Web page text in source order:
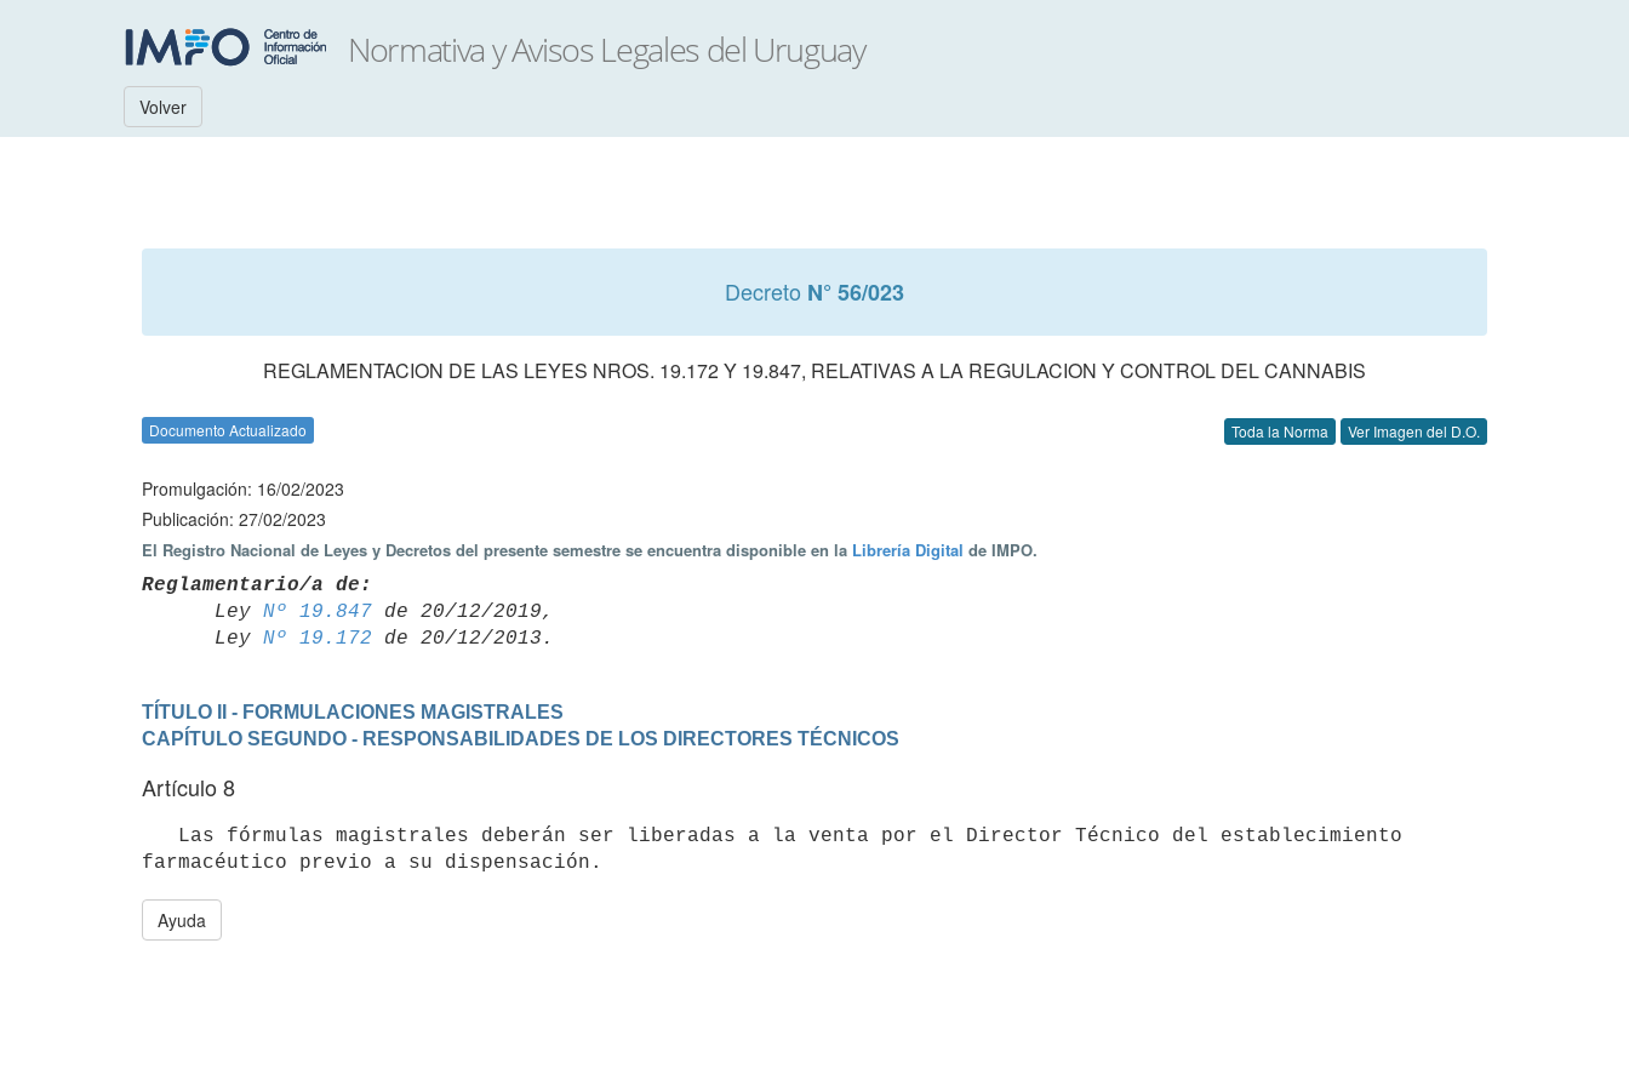
Volver
Decreto N° 56/023
REGLAMENTACION DE LAS LEYES NROS. 19.172 Y 19.847, RELATIVAS A LA REGULACION Y CONTROL DEL CANNABIS
Documento Actualizado Toda la Norma Ver Imagen del D.O.
Promulgación: 16/02/2023
Publicación: 27/02/2023
El Registro Nacional de Leyes y Decretos del presente semestre se encuentra disponible en la Librería Digital de IMPO.
Reglamentario/a de:
Ley Nº 19.847 de 20/12/2019,
      Ley
Nº 19.172
TÍTULO II - FORMULACIONES MAGISTRALES
CAPÍTULO SEGUNDO - RESPONSABILIDADES DE LOS DIRECTORES TÉCNICOS
Artículo 8
Ayuda